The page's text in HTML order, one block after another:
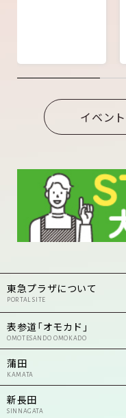
イベン
東急プラザについて
PORTAL SITE
表参道「オモカド」
OMOTESANDO OMOKADO
蒲田
KAMATA
新長田
SINNAGATA